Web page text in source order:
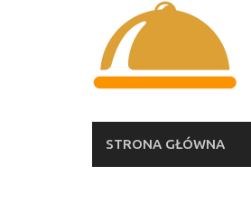
STRONA GŁÓWNA